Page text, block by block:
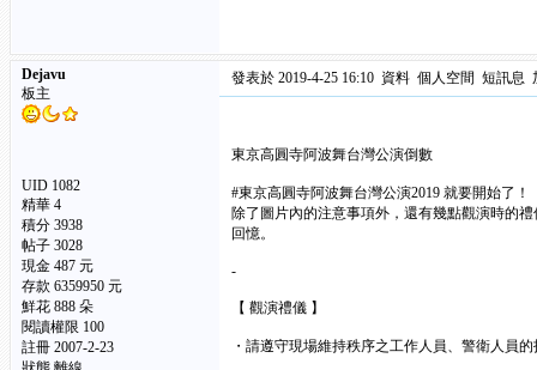
Dejavu
板主
UID 1082
精華 4
積分 3938
帖子 3028
現金 487 元
存款 6359950 元
鮮花 888 朵
閱讀權限 100
註冊 2007-2-23
發表於 2019-4-25 16:10 資料 個人空間 短訊息
東京高圓寺阿波舞台灣公演倒數
#東京高圓寺阿波舞台灣公演2019 就要開始了！
除了圖片內的注意事項外，還有幾點觀演時的
回憶。
-
【 觀演禮儀 】
・請遵守現場維持秩序之工作人員、警衛人員